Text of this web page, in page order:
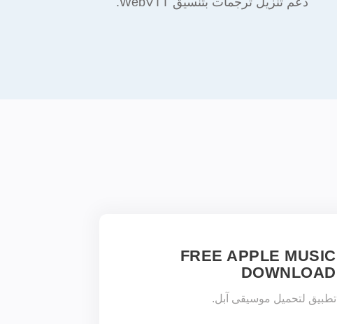
FREE APPLE MUSIC
DOWNLOAD
تطبيق لتحميل موسيقى آبل.